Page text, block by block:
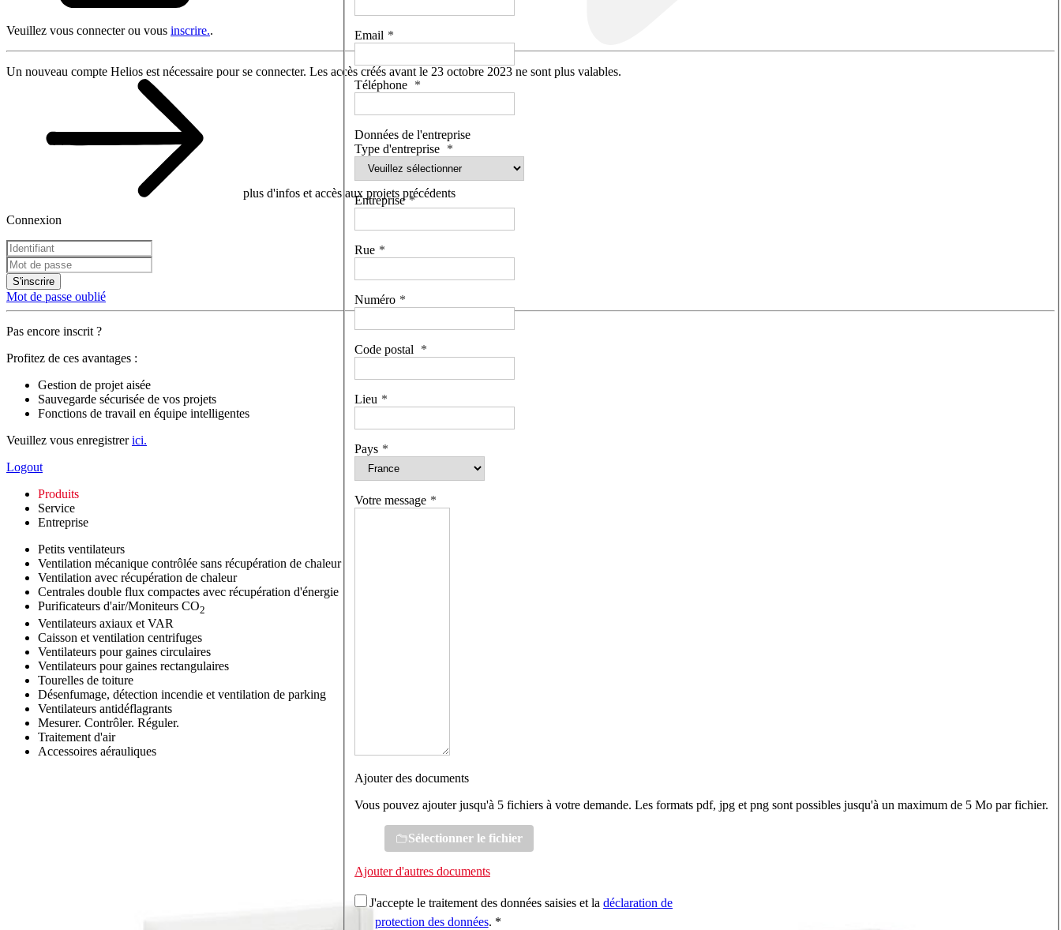
Veuillez vous connecter ou vous inscrire..
Un nouveau compte Helios est nécessaire pour se connecter. Les accès créés avant le 23 octobre 2023 ne sont plus valables.
plus d'infos et accès aux projets précédents
Connexion
S'inscrire
Mot de passe oublié
Pas encore inscrit ?
Profitez de ces avantages :
Gestion de projet aisée
Sauvegarde sécurisée de vos projets
Fonctions de travail en équipe intelligentes
Veuillez vous enregistrerici.
Logout
Produits
Service
Entreprise
Petits ventilateurs
Ventilation mécanique contrôlée sans récupération de chaleur
Ventilation avec récupération de chaleur
Centrales double flux compactes avec récupération d'énergie
Purificateurs d'air/Moniteurs CO2
Ventilateurs axiaux et VAR
Caisson et ventilation centrifuges
Ventilateurs pour gaines circulaires
Ventilateurs pour gaines rectangulaires
Tourelles de toiture
Désenfumage, détection incendie et ventilation de parking
Ventilateurs antidéflagrants
Mesurer. Contrôler. Réguler.
Traitement d'air
Accessoires aérauliques
Email
Téléphone
Données de l'entreprise
Type d'entreprise
Entreprise
Rue
Numéro
Code postal
Lieu
Pays
Votre message
Ajouter des documents
Vous pouvez ajouter jusqu'à 5 fichiers à votre demande. Les formats pdf, jpg et png sont possibles jusqu'à un maximum de 5 Mo par fichier.
Sélectionner le fichier
Ajouter d'autres documents
J'accepte le traitement des données saisies et la déclaration de
protection des données. *